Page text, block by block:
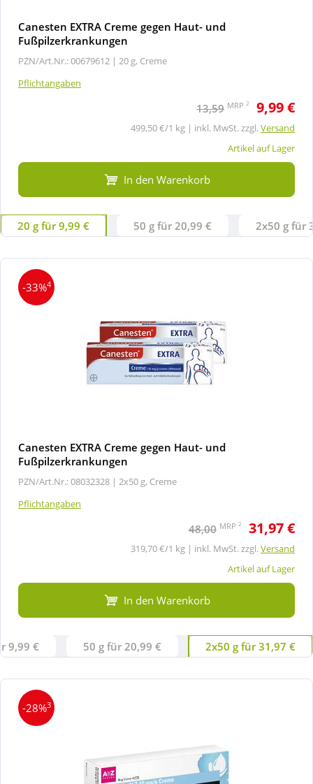
Canesten EXTRA Creme gegen Haut- und
Fußpilzerkrankungen
PZN/Art.Nr.: 00679612 | 20 g, Creme
Pflichtangaben
13,59 MRP 2 9,99 €
499,50 €/1 kg | inkl. MwSt. zzgl.Versand
Artikel auf Lager
In den Warenkorb
20 g für 9,99 € 50 g für 20,99 € 2x50 g für
-33%4
Canesten EXTRA Creme gegen Haut- und
Fußpilzerkrankungen
PZN/Art.Nr.: 08032328 | 2x50 g, Creme
Pflichtangaben
48,00 MRP 2 31,97 €
319,70 €/1 kg | inkl. MwSt. zzgl.Versand
Artikel auf Lager
In den Warenkorb
9,99 € 50 g für 20,99 € 2x50 g für 31,97 €
-28%3